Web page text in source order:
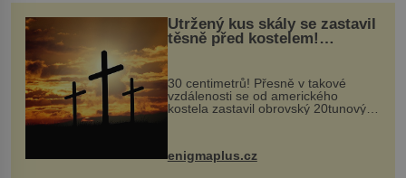
Utržený kus skály se zastavil
těsně před kostelem!
Ochránila ho boží síla?
30 centimetrů! Přesně v takové
vzdálenosti se od amerického
kostela zastavil obrovský 20tunový
...
enigmaplus.cz